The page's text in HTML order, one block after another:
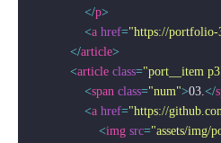
</p>
<a href="https://portfolio-
</article>
<article class="port__item
<span class="num">03.</
<a href="https://
<img src="assets/img/